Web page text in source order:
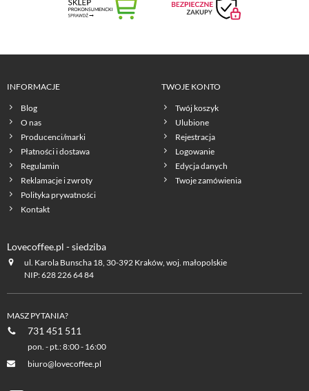
INFORMACJE
Blog
O nas
Producenci/marki
Płatności i dostawa
Regulamin
Reklamacje i zwroty
Polityka prywatności
Kontakt
TWOJE KONTO
Twój koszyk
Ulubione
Rejestracja
Logowanie
Edycja danych
Twoje zamówienia
Lovecoffee.pl - siedziba
ul. Karola Bunscha 18, 30-392 Kraków, woj. małopolskie
NIP: 628 226 64 84
MASZ PYTANIA?
731 451 511
pon. - pt.: 8:00 - 16:00
biuro@lovecoffee.pl